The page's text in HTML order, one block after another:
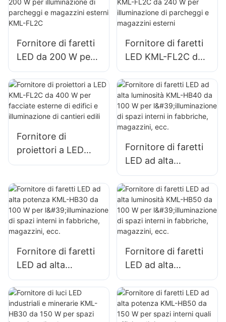
pubblicitari esterni
e illuminazione di
esterne
Fornitore di faretti
LED da 200 W per
illuminazione di
parcheggi e
magazzini esterni
KML-FL2C
Fornitore di faretti
LED KML-FL2C da
240 W per
illuminazione di
parcheggi e
magazzini esterni
Fornitore di
proiettori a LED
KML-FL2C da 400
esterne di edifici e
illuminazione di
cantieri edili
Fornitore di faretti
LED ad alta
luminosità KML-
HB40 da 100 W per
l'illuminazione di
spazi interni in
fabbriche,
Fornitore di faretti
LED ad alta
potenza KML-HB30
da 100 W per
l'illuminazione di
spazi interni in
Fornitore di faretti
LED ad alta
luminosità KML-
HB50 da 100 W per
l'illuminazione di
spazi interni in